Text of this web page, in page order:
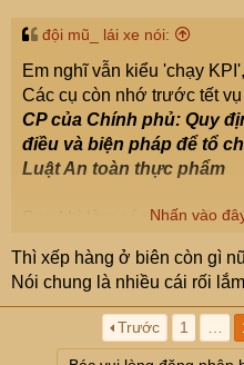
đội mũ_ lái xe nói:
Em nghĩ vẫn kiểu 'chạy
Các cụ còn nhớ trước tết vụ
CP của Chính phủ: Quy
điều và biện pháp để tổ
Luật An toàn thực phẩm
Sau khi làm các DN xuất
Nghị quyết 09/2026/NĐ-CP
46/2026/NĐ-CP hướng dẫn
Nhấn vào
Thì xếp hàng ở biên còn gì
Nói chung là nhiều cái rối
Trước 1